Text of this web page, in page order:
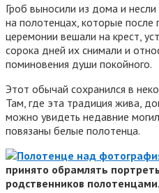
Гроб выносили из дома и
на полотенцах, которые после
церемонии вешали на крест,
сорока дней их снимали и
поминовения души покойного.
Этот обычай сохранился в
Там, где эта традиция жива,
можно увидеть недавние
повязаны белые полотенца.
принято обрамлять
родственников полотенцами.